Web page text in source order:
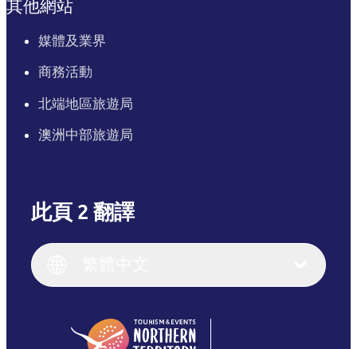
其他網站
媒體及業界
商務活動
北端地區旅遊局
澳洲中部旅遊局
此頁 2 翻譯
English (US)
English
(Singapore)